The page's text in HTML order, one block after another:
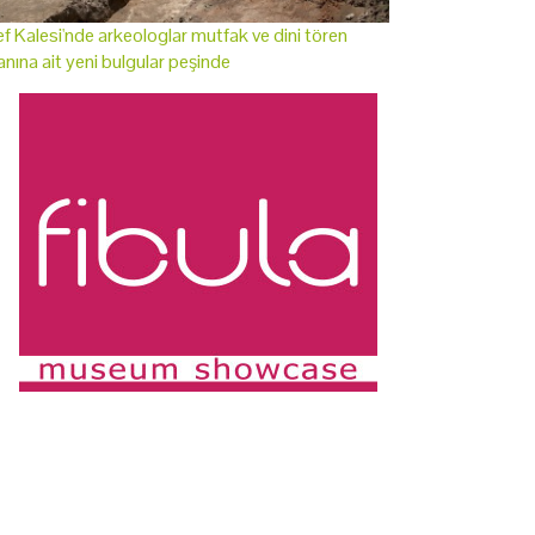
Kalesi'nde arkeologlar mutfak ve dini tören
ait yeni bulgular peşinde